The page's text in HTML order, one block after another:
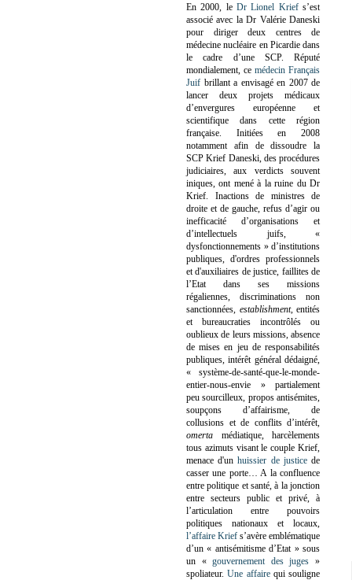
En 2000, le Dr Lionel Kriefs’est
associé avec la Dr Valérie Daneski
pour diriger deux centres de
médecine nucléaire en Picardie dans
le cadre d’une SCP. Réputé
mondialement, ce médecin Français
Juif brillant a envisagé en 2007 de
lancer deux projets médicaux
d’envergures européenne et
scientifique dans cette région
française. Initiées en 2008
notamment afin de dissoudre la
SCP Krief Daneski, des procédures
judiciaires, aux verdicts souvent
iniques, ont mené à la ruine du Dr
Krief. Inactions de ministres de
droite et de gauche, refus d’agir ou
inefficacité d’organisations et
d’intellectuels juifs, «
dysfonctionnements » d’institutions
publiques, d'ordres professionnels
et d'auxiliaires de justice, faillites de
l’Etat dans ses missions
régaliennes, discriminations non
sanctionnées, establishment, entités
et bureaucraties incontrôlés ou
oublieux de leurs missions, absence
de mises en jeu de responsabilités
publiques, intérêt général dédaigné,
« système-de-santé-que-le-monde-
entier-nous-envie » partialement
peu sourcilleux, propos antisémites,
soupçons d’affairisme, de
collusions et de conflits d’intérêt,
omerta médiatique, harcèlements
tous azimuts visant le couple Krief,
menace d'unhuissier de justicede
casser une porte… A la confluence
entre politique et santé, à la jonction
entre secteurs public et privé, à
l’articulation entre pouvoirs
politiques nationaux et locaux,
l’affaire Krief s’avère emblématique
d’un « antisémitisme d’Etat » sous
un «gouvernement des juges »
spoliateur.Une affairequi souligne